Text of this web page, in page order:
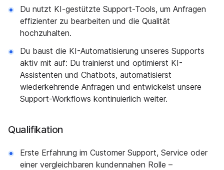
Du nutzt KI-gestützte Support-Tools, um Anfragen
effizienter zu bearbeiten und die Qualität
hochzuhalten.
Du baust die KI-Automatisierung unseres Supports
aktiv mit auf: Du trainierst und optimierst KI-
Assistenten und Chatbots, automatisierst
wiederkehrende Anfragen und entwickelst unsere
Support-Workflows kontinuierlich weiter.
Qualifikation
Erste Erfahrung im Customer Support, Service oder
einer vergleichbaren kundennahen Rolle –